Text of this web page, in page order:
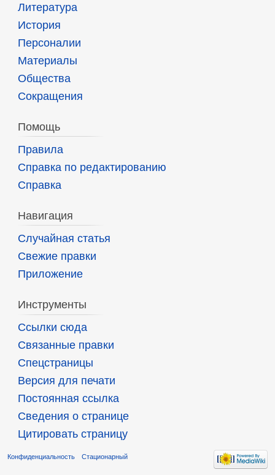
Литература
История
Персоналии
Материалы
Общества
Сокращения
Помощь
Правила
Справка по редактированию
Справка
Навигация
Случайная статья
Свежие правки
Приложение
Инструменты
Ссылки сюда
Связанные правки
Спецстраницы
Версия для печати
Постоянная ссылка
Сведения о странице
Цитировать страницу
Конфиденциальность Стационарный